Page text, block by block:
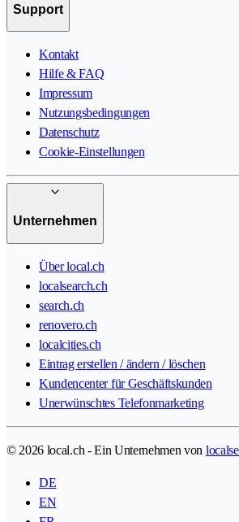
Support
Kontakt
Hilfe & FAQ
Impressum
Nutzungsbedingungen
Datenschutz
Cookie-Einstellungen
Unternehmen
Über local.ch
localsearch.ch
search.ch
renovero.ch
localcities.ch
Eintrag erstellen / ändern / löschen
Kundencenter für Geschäftskunden
Unerwünschtes Telefonmarketing
© 2026 local.ch - Ein Unternehmen von
DE
EN